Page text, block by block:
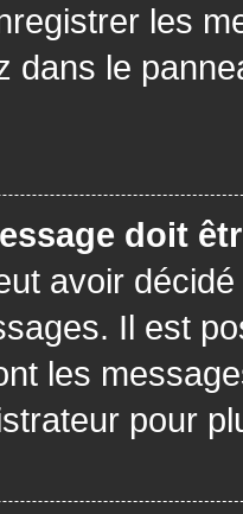
les
dans le
doit
avoir
Il est
les
pour